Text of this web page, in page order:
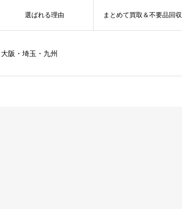
阪・埼玉・九州
選ばれる理由 まとめて買取＆不要品回収